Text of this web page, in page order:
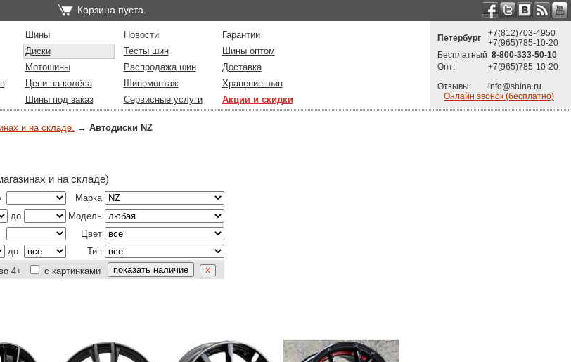
Корзина пуста.
Шины Новости
Гарантии
Диски Тесты шин
Шины оптом
Мотошины Распродажа шин
Доставка
Цепи на колёса Шиномонтаж
Хранение шин
Шины под заказ Сервисные услуги Акции и скидки
Петербург
+7(812)703-4950
+7(965)785-10-20
Бесплатный 8-800-333-50-10
Опт:
+7(965)785-10-20
Отзывы:
info@shina.ru
Онлайн звонок (бесплатно)
и на складе. → Автодиски NZ
и на складе)
Марка
до
Модель
Цвет
до:
Тип
4+ с картинками